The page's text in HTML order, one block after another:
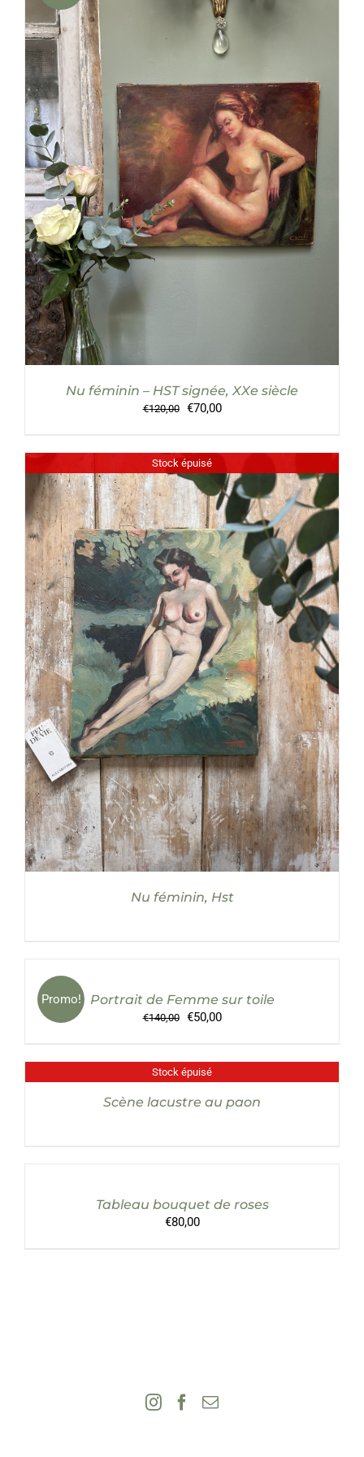
AJOUTER AU PANIER / DÉTAILS
Nu féminin – HST signée, XXe siècle
€120,00
Le
était :
€120,00.
€70,00Le
est :
Stock épuisé
DÉTAILS
Nu féminin, Hst
Promo!
DÉTAILS
Portrait de Femme sur toile
€140,00
Le
était :
€140,00.
€50,00Le
est :
Stock épuisé
DÉTAILS
Scène lacustre au paon
DÉTAILS
Tableau bouquet de roses
€80,00